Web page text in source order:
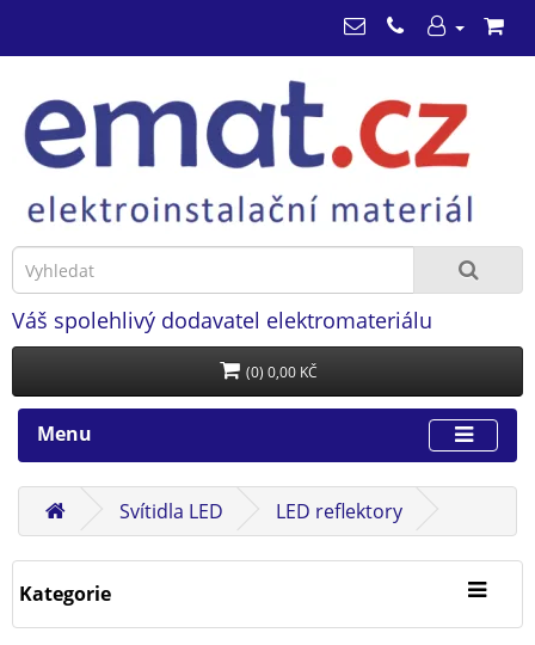
Váš spolehlivý dodavatel elektromateriálu
(0) 0,00 KČ
Menu
Svítidla LED LED reflektory
Kategorie